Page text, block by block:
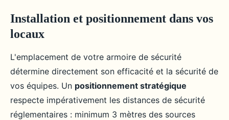
Installation et positionnement dans vos
locaux
L'emplacement de votre armoire de sécurité
détermine directement son efficacité et la sécurité de
vos équipes. Un positionnement stratégique
respecte impérativement les distances de sécurité
réglementaires : minimum 3 mètres des sources